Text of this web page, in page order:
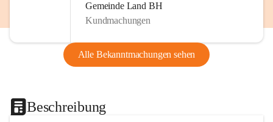
Gemeinde Land BH
Kundmachungen
Alle Bekanntmachungen sehen
Beschreibung